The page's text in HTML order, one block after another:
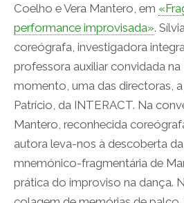
Coelho e Vera Mantero, em
performance improvisada».
coreógrafa, investigadora
professora auxiliar convidada na
momento, uma das directoras, a
Patrício, da INTERACT. Na
Mantero, reconhecida
autora leva-nos à descoberta
mnemónico-fragmentária de
prática do improviso na dança.